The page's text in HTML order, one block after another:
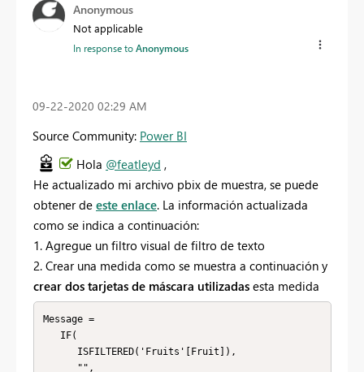
Anonymous
Not applicable
In response toAnonymous
‎09-22-2020 02:29 AM
Source Community: Power BI
Hola @featleyd ,
He actualizado mi archivo pbix de muestra, se puede
obtener de este enlace. La información actualizada
como se indica a continuación:
1. Agregue un filtro visual de filtro de texto
2. Crear una medida como se muestra a continuación y
crear dos tarjetas de máscara utilizadas esta medida
Message =